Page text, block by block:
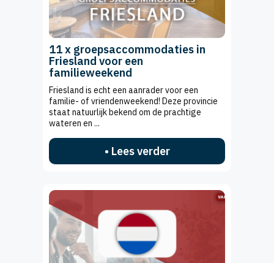
11 x groepsaccommodaties in
Friesland voor een
familieweekend
Friesland is echt een aanrader voor een
familie- of vriendenweekend! Deze provincie
staat natuurlijk bekend om de prachtige
wateren en ...
• Lees verder